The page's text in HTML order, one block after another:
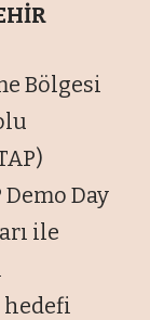
Bölgesi
Day
ile